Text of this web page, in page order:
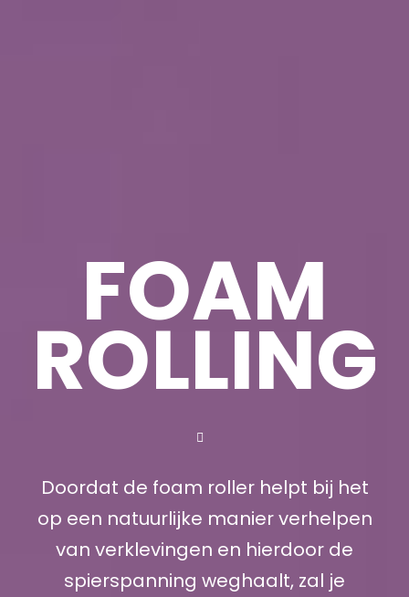
FOAM
ROLLING
Doordat de foam roller helpt bij het
op een natuurlijke manier verhelpen
van verklevingen en hierdoor de
spierspanning weghaalt, zal je